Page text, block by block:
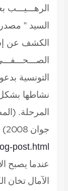
السيد ”
الكشف عن
التونسية
نشاطها
المرحلة.
جوان 2008) الرابط:
post.html
عندما يصبح
الآمال